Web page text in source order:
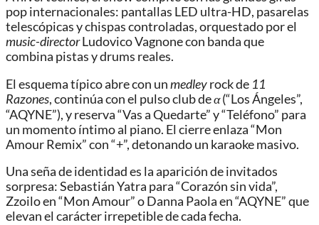
pop internacionales: pantallas LED ultra-HD, pasarelas
telescópicas y chispas controladas, orquestado por el
music-directorLudovico Vagnone con banda que
combina pistas y drums reales.
El esquema típico abre con unmedleyrock de 11
Razones, continúa con el pulso club deα(“Los Ángeles”,
“AQYNE”), y reserva “Vas a Quedarte” y “Teléfono” para
un momento íntimo al piano. El cierre enlaza “Mon
Amour Remix” con “+”, detonando un karaoke masivo.
Una seña de identidad es la aparición de invitados
sorpresa: Sebastián Yatra para “Corazón sin vida”,
Zzoilo en “Mon Amour” o Danna Paola en “AQYNE” que
elevan el carácter irrepetible de cada fecha.